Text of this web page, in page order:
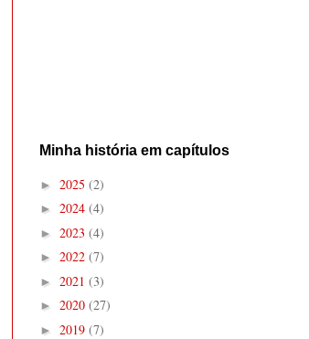
Minha história em capítulos
► 2025 (2)
► 2024 (4)
► 2023 (4)
► 2022 (7)
► 2021 (3)
► 2020 (27)
► 2019 (7)